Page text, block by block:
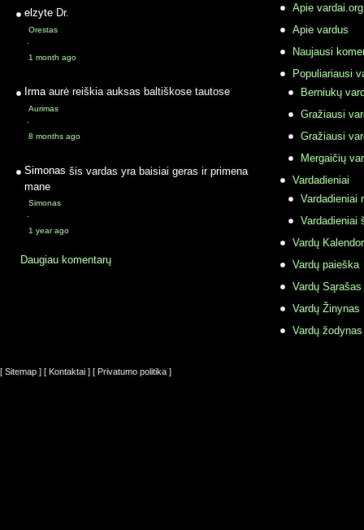
elzyte Dr.
Orestas
·
1 month ago
Irma aurė reiškia auksas baltiškose tautose
Aurimas
·
8 months ago
Simonas šis vardas yra baisiai geras ir primena
mane
Simonas
·
1 year ago
Daugiau komentarų
Apie vardai.org
Apie vardus
Naujausi
Populiariausi
Berniukų
Gražiausi
Gražiausi
Mergaičių
Vardadieniai
Vardadieniai
Vardadieniai
Vardų
Vardų paieška
Vardų Sąrašas
Vardų Žinynas
Vardų
[ Sitemap ] [ Kontaktai ] [ Privatumo politika ]